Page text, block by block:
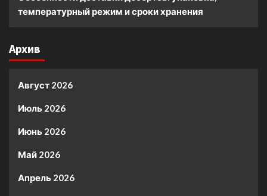
температурный режим и сроки хранения
Архив
Август 2026
Июль 2026
Июнь 2026
Май 2026
Апрель 2026